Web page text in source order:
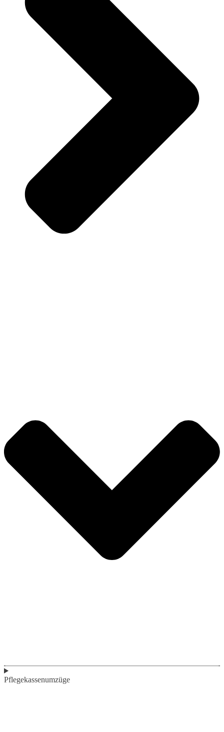
Pflegekassenumzüge